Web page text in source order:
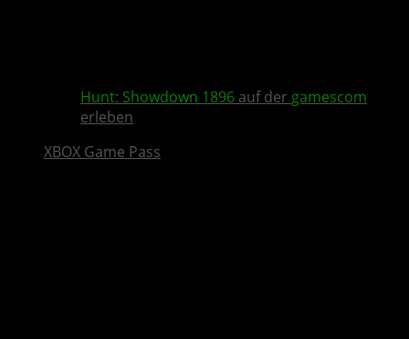
Hunt: Showdown 1896 auf der gamescom
erleben
XBOX Game Pass